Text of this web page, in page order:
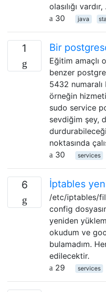
olasılığı
30
java
1 Bir
Eğitim amaçlı
benzer
5432 numaralı
örneğin
sudo service
sevdiğim şey,
noktasında
30
services
6 İptables
/etc/iptables/
config
yeniden
okudum ve
bulamadım.
edilecektir.
29
services